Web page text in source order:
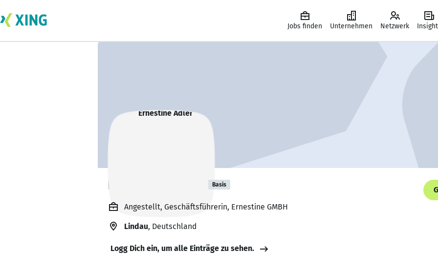
Jobs finden Unternehmen Netzwerk
Ernestine Adler Basis
Angestellt, Geschäftsführerin, Ernestine GMBH
Lindau, Deutschland
Logg Dich ein, um alle Einträge zu sehen.